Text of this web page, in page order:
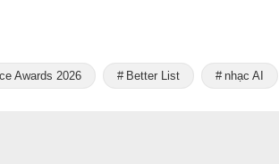
Awards 2026 Better List nhạc AI